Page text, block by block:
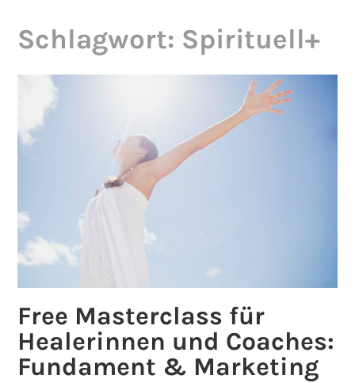
Schlagwort: Spirituell+
Free Masterclass für
Healerinnen und Coaches:
Fundament & Marketing